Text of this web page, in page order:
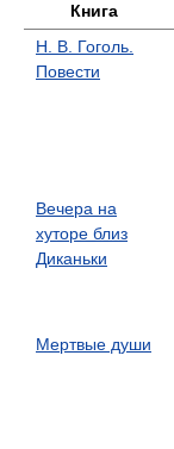
Книга
Н. В. Гоголь.
Повести
Вечера на
хуторе близ
Диканьки
Мертвые души